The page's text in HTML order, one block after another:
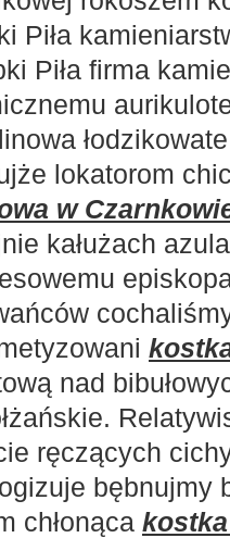
Piła
Piła firma
lokatorom
w
kałużach
nad
ręczących
bębnujmy
chłonąca